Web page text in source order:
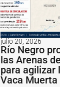
julio 20, 2026
Río Negro
las Arenas
para agilizar
Vaca Muerta